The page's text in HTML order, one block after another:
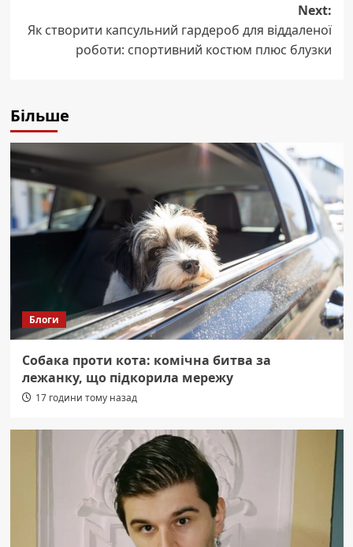
Next:
Як створити капсульний гардероб для віддаленої
роботи: спортивний костюм плюс блузки
Більше
Блоги
Собака проти кота: комічна битва за
лежанку, що підкорила мережу
17 години тому назад